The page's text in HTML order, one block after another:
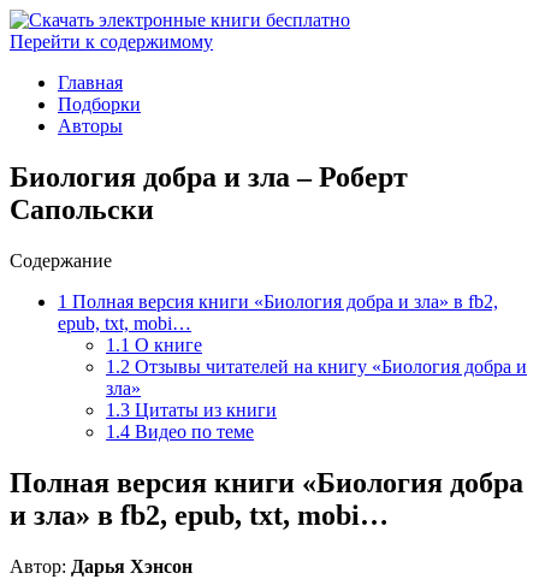
Перейти к содержимому
Главная
Подборки
Авторы
Биология добра и зла – Роберт
Сапольски
Содержание
1 Полная версия книги «Биология добра и зла» в fb2,
epub, txt, mobi…
1.1 О книге
1.2 Отзывы читателей на книгу «Биология добра и
зла»
1.3 Цитаты из книги
1.4 Видео по теме
Полная версия книги «Биология добра
и зла» в fb2, epub, txt, mobi…
Автор: Дарья Хэнсон